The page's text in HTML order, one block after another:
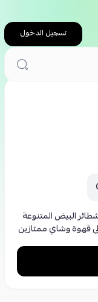
تسجيل الدخول
البيض المتنوعة
قهوة وشاي ممتازين